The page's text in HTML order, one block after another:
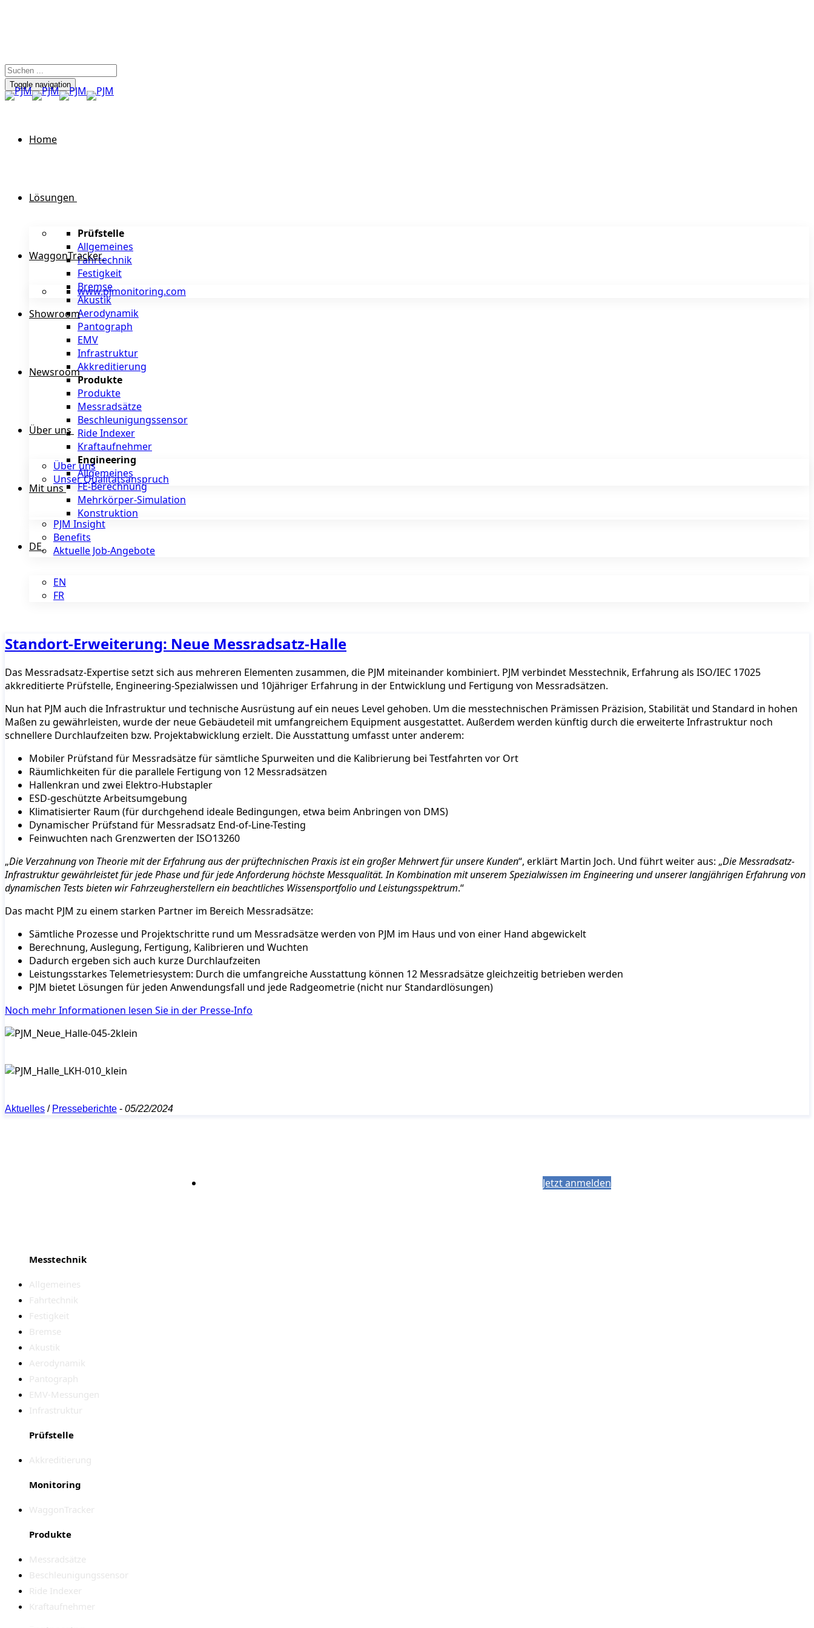
Toggle navigation
Home
Lösungen
Prüfstelle
Allgemeines
Fahrtechnik
Festigkeit
Bremse
Akustik
Aerodynamik
Pantograph
EMV
Infrastruktur
Akkreditierung
Produkte
Produkte
Messradsätze
Beschleunigungssensor
Ride Indexer
Kraftaufnehmer
Engineering
Allgemeines
FE-Berechnung
Mehrkörper-Simulation
Konstruktion
WaggonTracker
www.pjmonitoring.com
Showroom
Newsroom
Über uns
Über uns
Unser Qualitätsanspruch
Mit uns
PJM Insight
Benefits
Aktuelle Job-Angebote
DE
EN
FR
Standort-Erweiterung: Neue Messradsatz-Halle
Das Messradsatz-Expertise setzt sich aus mehreren Elementen zusammen, die PJM miteinander kombiniert. PJM verbindet Messtechnik, Erfahrung als ISO/IEC 17025
akkreditierte Prüfstelle, Engineering-Spezialwissen und 10jähriger Erfahrung in der Entwicklung und Fertigung von Messradsätzen.
Nun hat PJM auch die Infrastruktur und technische Ausrüstung auf ein neues Level gehoben. Um die messtechnischen Prämissen Präzision, Stabilität und Standard in hohen
Maßen zu gewährleisten, wurde der neue Gebäudeteil mit umfangreichem Equipment ausgestattet. Außerdem werden künftig durch die erweiterte Infrastruktur noch
schnellere Durchlaufzeiten bzw. Projektabwicklung erzielt. Die Ausstattung umfasst unter anderem:
Mobiler Prüfstand für Messradsätze für sämtliche Spurweiten und die Kalibrierung bei Testfahrten vor Ort
Räumlichkeiten für die parallele Fertigung von 12 Messradsätzen
Hallenkran und zwei Elektro-Hubstapler
ESD-geschützte Arbeitsumgebung
Klimatisierter Raum (für durchgehend ideale Bedingungen, etwa beim Anbringen von DMS)
Dynamischer Prüfstand für Messradsatz End-of-Line-Testing
Feinwuchten nach Grenzwerten der ISO13260
„Die Verzahnung von Theorie mit der Erfahrung aus der prüftechnischen Praxis ist ein großer Mehrwert für unsere Kunden“, erklärt Martin Joch. Und führt weiter aus: „Die Messradsatz-
Infrastruktur gewährleistet für jede Phase und für jede Anforderung höchste Messqualität. In Kombination mit unserem Spezialwissen im Engineering und unserer langjährigen Erfahrung von
dynamischen Tests bieten wir Fahrzeugherstellern ein beachtliches Wissensportfolio und Leistungsspektrum.“
Das macht PJM zu einem starken Partner im Bereich Messradsätze:
Sämtliche Prozesse und Projektschritte rund um Messradsätze werden von PJM im Haus und von einer Hand abgewickelt
Berechnung, Auslegung, Fertigung, Kalibrieren und Wuchten
Dadurch ergeben sich auch kurze Durchlaufzeiten
Leistungsstarkes Telemetriesystem: Durch die umfangreiche Ausstattung können 12 Messradsätze gleichzeitig betrieben werden
PJM bietet Lösungen für jeden Anwendungsfall und jede Radgeometrie (nicht nur Standardlösungen)
Noch mehr Informationen lesen Sie in der Presse-Info
Aktuelles / Presseberichte - 05/22/2024
Jetzt anmelden
Messtechnik
Allgemeines
Fahrtechnik
Festigkeit
Bremse
Akustik
Aerodynamik
Pantograph
EMV-Messungen
Infrastruktur
Prüfstelle
Akkreditierung
Monitoring
WaggonTracker
Produkte
Messradsätze
Beschleunigungssensor
Ride Indexer
Kraftaufnehmer